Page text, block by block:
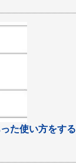
た使い方をする